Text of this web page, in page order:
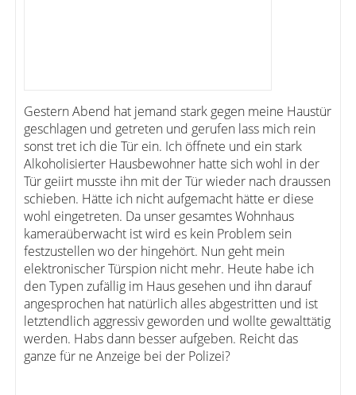
Gestern Abend hat jemand stark gegen meine Haustür
geschlagen und getreten und gerufen lass mich rein
sonst tret ich die Tür ein. Ich öffnete und ein stark
Alkoholisierter Hausbewohner hatte sich wohl in der
Tür geiirt musste ihn mit der Tür wieder nach draussen
schieben. Hätte ich nicht aufgemacht hätte er diese
wohl eingetreten. Da unser gesamtes Wohnhaus
kameraüberwacht ist wird es kein Problem sein
festzustellen wo der hingehört. Nun geht mein
elektronischer Türspion nicht mehr. Heute habe ich
den Typen zufällig im Haus gesehen und ihn darauf
angesprochen hat natürlich alles abgestritten und ist
letztendlich aggressiv geworden und wollte gewalttätig
werden. Habs dann besser aufgeben. Reicht das
ganze für ne Anzeige bei der Polizei?